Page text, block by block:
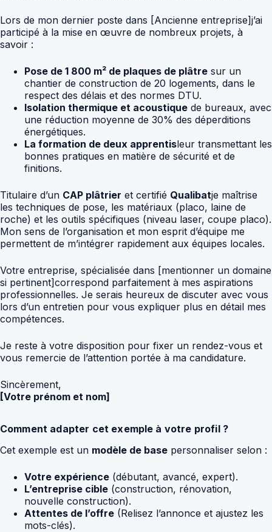
Lors de mon dernier poste dans [Ancienne entreprise]j’ai
participé à la mise en œuvre de nombreux projets, à
savoir :
Pose de 1 800 m² de plaques de plâtre sur un
chantier de construction de 20 logements, dans le
respect des délais et des normes DTU.
Isolation thermique et acoustique de bureaux, avec
une réduction moyenne de 30% des déperditions
énergétiques.
La formation de deux apprentisleur transmettant les
bonnes pratiques en matière de sécurité et de
finitions.
Titulaire d’un CAP plâtrier et certifié Qualibatje maîtrise
les techniques de pose, les matériaux (placo, laine de
roche) et les outils spécifiques (niveau laser, coupe placo).
Mon sens de l’organisation et mon esprit d’équipe me
permettent de m’intégrer rapidement aux équipes locales.
Votre entreprise, spécialisée dans [mentionner un domaine
si pertinent]correspond parfaitement à mes aspirations
professionnelles. Je serais heureux de discuter avec vous
lors d’un entretien pour vous expliquer plus en détail mes
compétences.
Je reste à votre disposition pour fixer un rendez-vous et
vous remercie de l’attention portée à ma candidature.
Sincèrement,
[Votre prénom et nom]
Comment adapter cet exemple à votre profil ?
Cet exemple est un modèle de base personnaliser selon :
Votre expérience (débutant, avancé, expert).
L’entreprise cible (construction, rénovation,
nouvelle construction).
Attentes de l’offre (Relisez l’annonce et ajustez les
mots-clés).